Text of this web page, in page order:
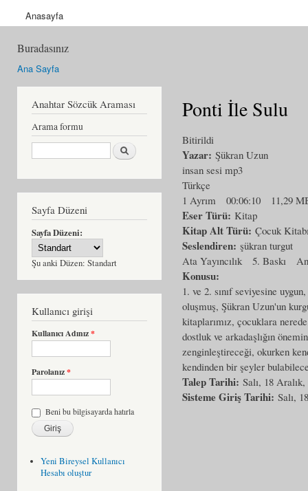
Anasayfa
Buradasınız
Ana Sayfa
Anahtar Sözcük Araması
Arama formu
Ara
Sayfa Düzeni
Sayfa Düzeni:
Şu anki Düzen: Standart
Kullanıcı girişi
Kullanıcı Adınız*
Parolanız*
Beni bu bilgisayarda hatırla
Yeni Bireysel Kullanıcı
Hesabı oluştur
Ponti İle Sulu
Bitirildi
Yazar: Şükran Uzun
insan sesi mp3
Türkçe
1 Ayrım
00:06:10 11,29
Eser Türü: Kitap
Kitap Alt Türü: Çocuk
Seslendiren: şükran turgut
Ata Yayıncılık
5. Baskı
Konusu:
1. ve 2. sınıf seviyesine
oluşmuş, Şükran Uzun'un
kitaplarımız, çocuklara
dostluk ve arkadaşlığın
zenginleştireceği, okurken
kendinden bir şeyler
Talep Tarihi: Salı, 18 Aralık,
Sisteme Giriş Tarihi: Salı,